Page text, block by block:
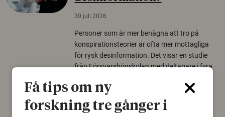
30 juli 2026
Personer som är mer benägna att tro på
konspirationsteorier är ofta mer mottagliga
för rysk desinformation. Det visar en studie
från Försvarshögskolan med deltagare i fyra
Säkerhetspolitik
Få tips om ny
forskning tre gånger i